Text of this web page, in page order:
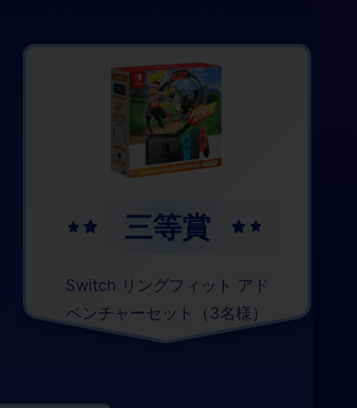
三等賞
Switch リングフィット アド
ベンチャーセット（3名様）